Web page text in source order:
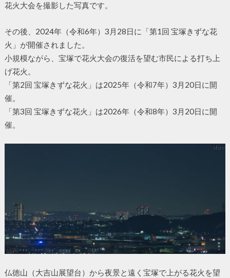
花火大会を撮影した写真です。
その後、2024年（令和6年）3月28日に「第1回 宝塚きずな花
火」が開催されました。
小規模ながら、宝塚で花火大会の復活を望む市民による打ち上
げ花火。
「第2回 宝塚きずな花火」は2025年（令和7年）3月20日に開
催。
「第3回 宝塚きずな花火」は2026年（令和8年）3月20日に開
催。
仏徳山（大吉山展望台）から夜景と遠く宝塚で上がる花火を望